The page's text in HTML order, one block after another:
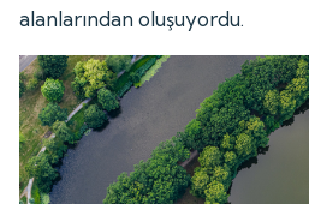
alanlarından oluşuyordu.